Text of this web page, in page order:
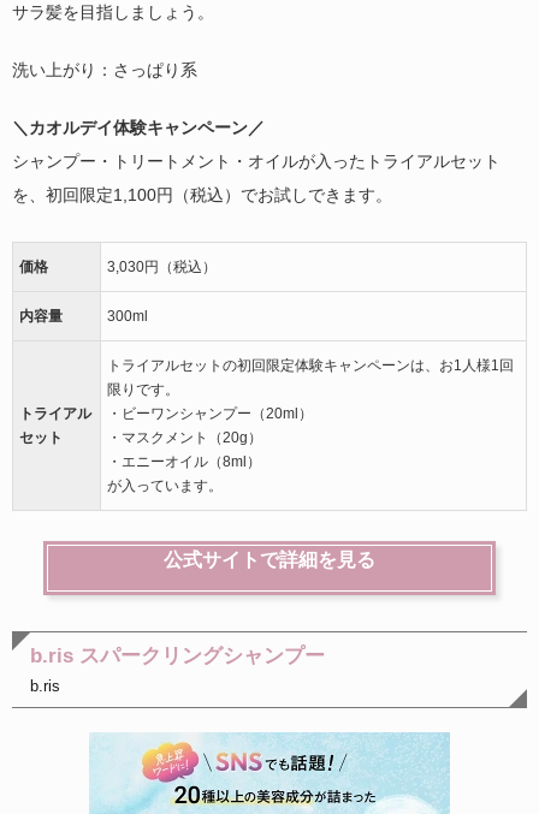
サラ髪を目指しましょう。
洗い上がり：さっぱり系
＼カオルデイ体験キャンペーン／
シャンプー・トリートメント・オイルが入ったトライアルセット
を、初回限定1,100円（税込）でお試しできます。
価格 3,030円（税込）
内容量 300ml
トライアル
セット
トライアルセットの初回限定体験キャンペーンは、お1人様1回
限りです。
・ビーワンシャンプー（20ml）
・マスクメント（20g）
・エニーオイル（8ml）
が入っています。
公式サイトで詳細を見る
b.ris スパークリングシャンプー
b.ris